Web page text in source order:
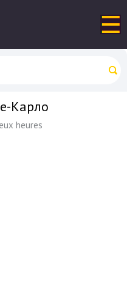
Карло
heures